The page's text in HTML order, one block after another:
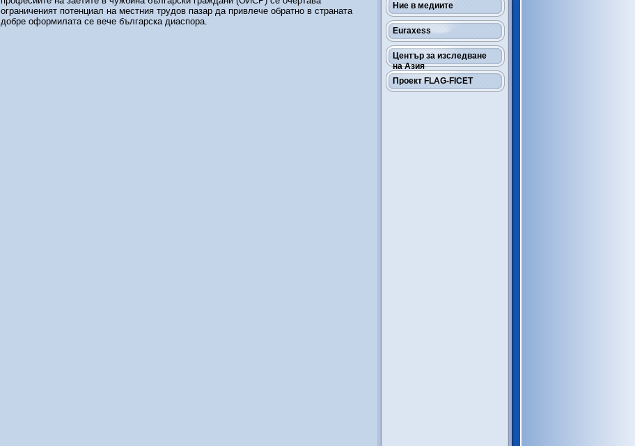
Ние в медиите
Euraxess
Център за изследване
на Азия
Проект FLAG-FICET
ограниченият потенциал на местния трудов пазар да привлече обратно в страната
добре оформилата се вече българска диаспора.